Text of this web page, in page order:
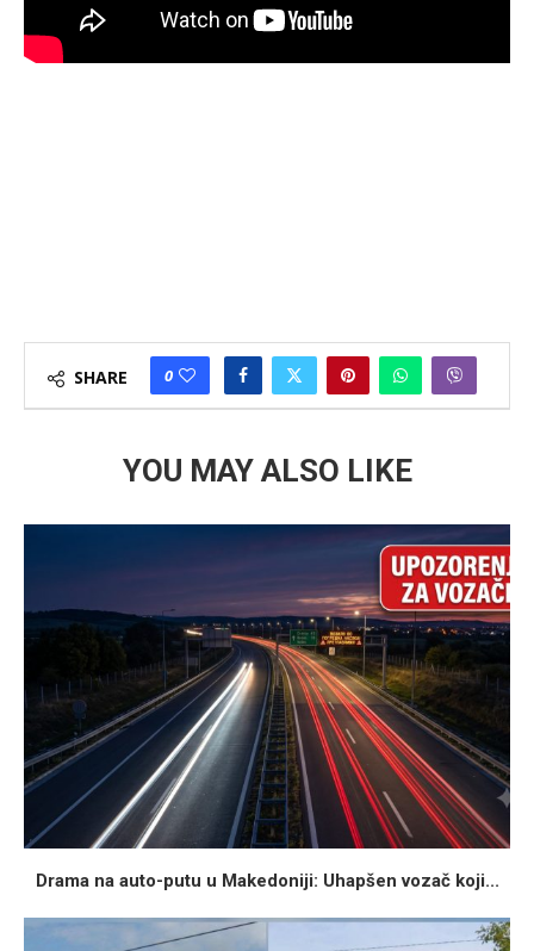
SHARE 0
YOU MAY ALSO LIKE
Drama na auto-putu u Makedoniji: Uhapšen vozač koji...